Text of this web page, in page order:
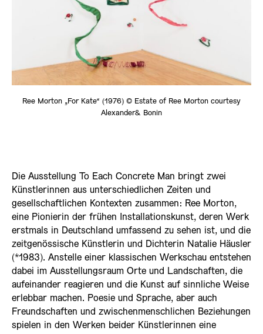
Ree Morton „For Kate“ (1976) © Estate of Ree Morton courtesy
Alexander& Bonin
Die Ausstellung To Each Concrete Man bringt zwei
Künstlerinnen aus unterschiedlichen Zeiten und
gesellschaftlichen Kontexten zusammen: Ree Morton,
eine Pionierin der frühen Installationskunst, deren Werk
erstmals in Deutschland umfassend zu sehen ist, und die
zeitgenössische Künstlerin und Dichterin Natalie Häusler
(*1983). Anstelle einer klassischen Werkschau entstehen
dabei im Ausstellungsraum Orte und Landschaften, die
aufeinander reagieren und die Kunst auf sinnliche Weise
erlebbar machen. Poesie und Sprache, aber auch
Freundschaften und zwischenmenschlichen Beziehungen
spielen in den Werken beider Künstlerinnen eine